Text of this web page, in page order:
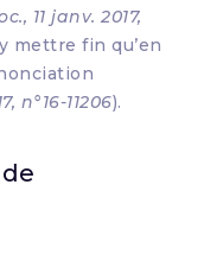
11 janv. 2017,
mettre fin qu’en
n°16-11206).